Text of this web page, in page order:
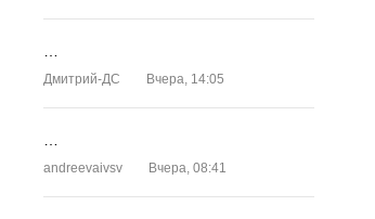
Дмитрий-ДС Вчера, 14:05
andreevaivsv Вчера, 08:41